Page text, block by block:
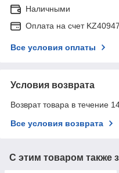
Наличными
Оплата на счет
Все условия оплаты
Условия возврата
Возврат товара в течение
Все условия возврата
С этим товаром также